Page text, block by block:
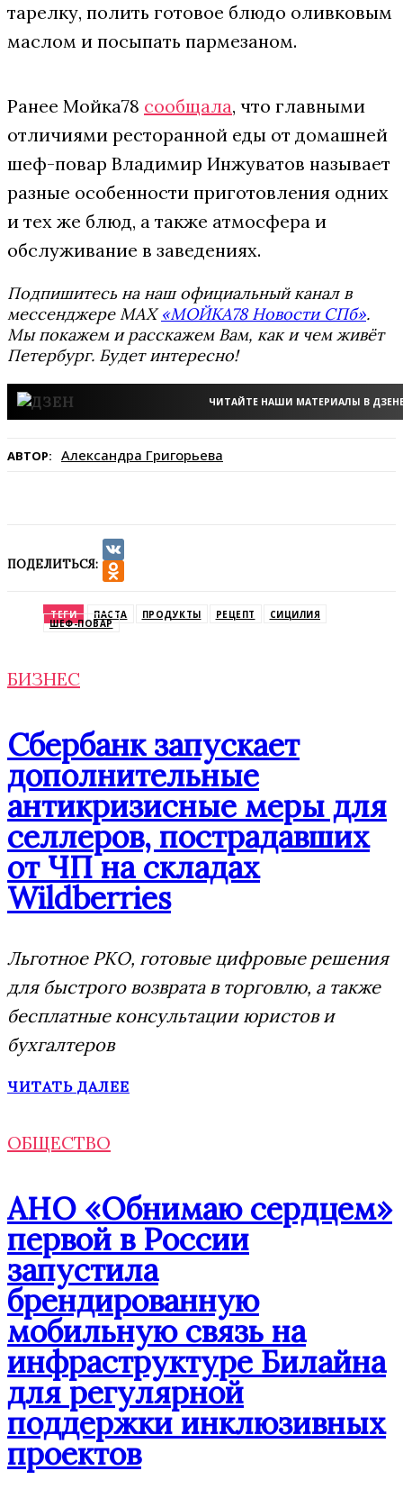
тарелку, полить готовое блюдо оливковым
маслом и посыпать пармезаном.
Ранее Мойка78 сообщала, что главными
отличиями ресторанной еды от домашней
шеф-повар Владимир Инжуватов называет
разные особенности приготовления одних
и тех же блюд, а также атмосфера и
обслуживание в заведениях.
Подпишитесь на наш официальный канал в
мессенджере MAX«МОЙКА78 Новости СПб».
Мы покажем и расскажем Вам, как и чем живёт
Петербург. Будет интересно!
ЧИТАЙТЕ НАШИ МАТЕРИАЛЫ В
АВТОР: Александра Григорьева
ПОДЕЛИТЬСЯ:
VK
ТЕГИ ПАСТА ПРОДУКТЫ РЕЦЕПТ СИЦИЛИЯ
ШЕФ-ПОВАР
БИЗНЕС
Сбербанк запускает
дополнительные
антикризисные меры для
селлеров, пострадавших
от ЧП на складах
Wildberries
Льготное РКО, готовые цифровые решения
для быстрого возврата в торговлю, а также
бесплатные консультации юристов и
бухгалтеров
ЧИТАТЬ ДАЛЕЕ
ОБЩЕСТВО
АНО «Обнимаю сердцем»
первой в России
запустила
брендированную
мобильную связь на
инфраструктуре Билайна
для регулярной
поддержки инклюзивных
проектов